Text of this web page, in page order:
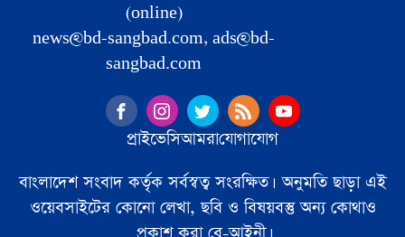
(online)
news@bd-sangbad.com, ads@bd-
sangbad.com
প্রাইভেসিআমরাযোগাযোগ
বাংলাদেশ সংবাদ কর্তৃক সর্বস্বত্ব সংরক্ষিত। অনুমতি ছাড়া এই
ওয়েবসাইটের কোনো লেখা, ছবি ও বিষয়বস্তু অন্য কোথাও